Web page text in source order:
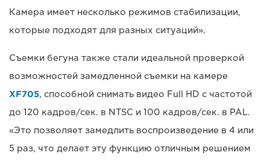
Камера имеет несколько режимов стабилизации,
которые подходят для разных ситуаций».
Съемки бегуна также стали идеальной проверкой
возможностей замедленной съемки на камере
XF705, способной снимать видео Full HD с частотой
до 120 кадров/сек. в NTSC и 100 кадров/сек. в PAL.
«Это позволяет замедлить воспроизведение в 4 или
5 раз, что делает эту функцию отличным решением